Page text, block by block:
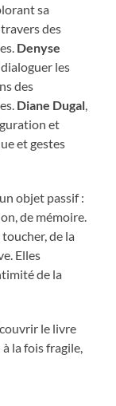
sa
des
Denyse
les
des
Diane Dugal,
et
et gestes
objet passif :
de mémoire.
de la
Elles
de la
le livre
la fois fragile,